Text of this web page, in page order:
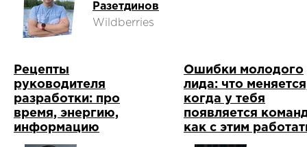
Разетдинов
Wildberries
Рецепты
руководителя
разработки: про
время, энергию,
информацию
Ошибки молодого
лида: что
когда у тебя
появляется
как с этим